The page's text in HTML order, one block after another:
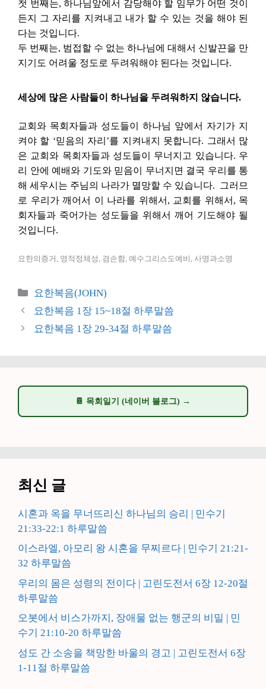
첫 번째는, 하나님앞에서 감당해야 할 임무가 어떤 것이
든지 그 자리를 지켜내고 내가 할 수 있는 것을 해야 된
다는 것입니다.
두 번째는, 범접할 수 없는 하나님에 대해서 신발끈을 만
지기도 어려울 정도로 두려워해야 된다는 것입니다.
세상에 많은 사람들이 하나님을 두려워하지 않습니다.
교회와 목회자들과 성도들이 하나님 앞에서 자기가 지
켜야 할 ‘믿음의 자리’를 지켜내지 못합니다. 그래서 많
은 교회와 목회자들과 성도들이 무너지고 있습니다. 우
리 안에 예배와 기도와 믿음이 무너지면 결국 우리를 통
해 세우시는 주님의 나라가 멸망할 수 있습니다.
그러므
로 우리가 깨어서 이 나라를 위해서, 교회를 위해서, 목
회자들과 죽어가는 성도들을 위해서 깨어 기도해야 될
것입니다.
요한의증거, 영적정체성, 겸손함, 예수그리스도예비, 사명과소명
카
테
리
요한복음(JOHN)
요한복음 1장 15~18절 하루말씀
요한복음 1장 29-34절 하루말씀
📔 목회일기 (네이버 블로그) →
최신 글
시혼과 옥을 무너뜨리신 하나님의 승리 | 민수기
21:33-22:1 하루말씀
이스라엘, 아모리 왕 시혼을 무찌르다 | 민수기 21:21-
32 하루말씀
우리의 몸은 성령의 전이다 | 고린도전서 6장 12-20절
하루말씀
오봇에서 비스가까지, 장애물 없는 행군의 비밀 | 민
수기 21:10-20 하루말씀
성도 간 소송을 책망한 바울의 경고 | 고린도전서 6장
1-11절 하루말씀